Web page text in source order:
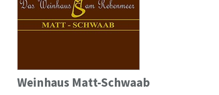
Weinhaus Matt-Schwaab